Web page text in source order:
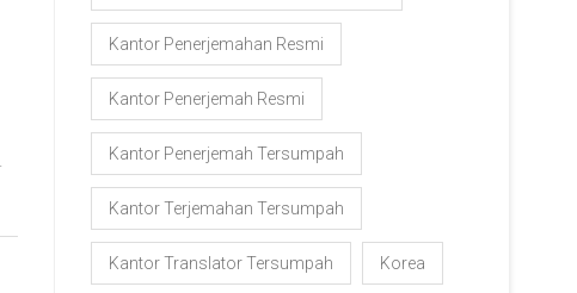
Kantor Penerjemahan Resmi
Kantor Penerjemah Resmi
Kantor Penerjemah Tersumpah
Kantor Terjemahan Tersumpah
Kantor Translator Tersumpah Korea